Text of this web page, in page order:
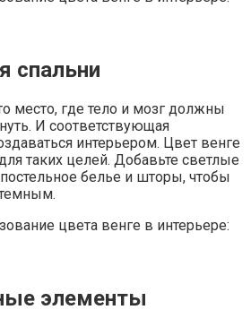
спальни
место, где тело и мозг должны
И соответствующая
интерьером. Цвет венге
таких целей. Добавьте светлые
белье и шторы, чтобы
элементы